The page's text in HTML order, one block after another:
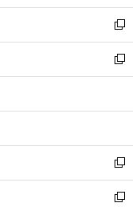
開
く
ウ
で
開
く
ン
ド
ウ
で
開
ウ
ィ
ン
ド
ウ
開
し
い
ウ
ィ
ン
ウ
開
く
新
し
い
ウ
ン
ウ
で
開
く
新
し
ウ
ン
ド
ウ
で
新
し
い
新